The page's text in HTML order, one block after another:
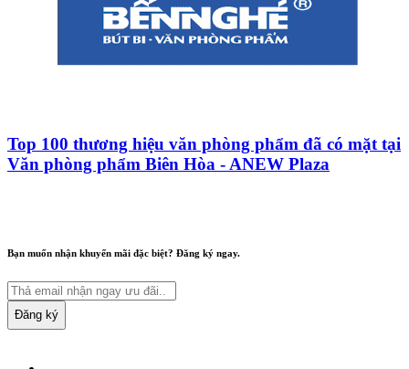
Top 100 thương hiệu văn phòng phẩm đã có mặt tại
Văn phòng phẩm Biên Hòa - ANEW Plaza
Bạn muốn nhận khuyến mãi đặc biệt? Đăng ký ngay.
Đăng ký